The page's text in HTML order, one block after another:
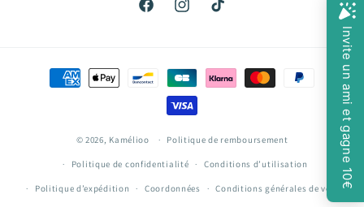
FacebookInstagramTikTok
Moyens
© 2026, Kamélioo Politique de remboursement
Politique de confidentialité Conditions d’utilisation
Politique d’expédition Coordonnées Conditions générales de vente